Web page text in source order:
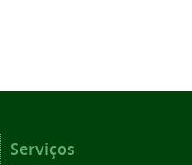
Serviços